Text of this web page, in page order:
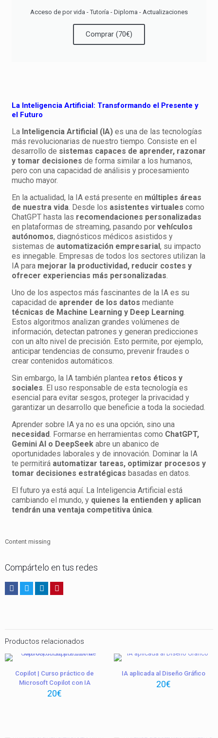
Acceso de por vida - Tutoría - Diploma - Actualizaciones
Comprar (70€)
La Inteligencia Artificial: Transformando el Presente y
el Futuro
La Inteligencia Artificial (IA) es una de las tecnologías
más revolucionarias de nuestro tiempo. Consiste en el
desarrollo de sistemas capaces de aprender, razonar
y tomar decisiones de forma similar a los humanos,
pero con una capacidad de análisis y procesamiento
mucho mayor.
En la actualidad, la IA está presente en múltiples áreas
de nuestra vida. Desde los asistentes virtuales como
ChatGPT hasta las recomendaciones personalizadas
en plataformas de streaming, pasando porvehículos
autónomos, diagnósticos médicos asistidos y
sistemas de automatización empresarial, su impacto
es innegable. Empresas de todos los sectores utilizan la
IA para mejorar la productividad, reducir costes y
ofrecer experiencias más personalizadas.
Uno de los aspectos más fascinantes de la IA es su
capacidad de aprender de los datos mediante
técnicas de Machine Learning y Deep Learning.
Estos algoritmos analizan grandes volúmenes de
información, detectan patrones y generan predicciones
con un alto nivel de precisión. Esto permite, por ejemplo,
anticipar tendencias de consumo, prevenir fraudes o
crear contenidos automáticos.
Sin embargo, la IA también plantea retos éticos y
sociales. El uso responsable de esta tecnología es
esencial para evitar sesgos, proteger la privacidad y
garantizar un desarrollo que beneficie a toda la sociedad.
Aprender sobre IA ya no es una opción, sino una
necesidad. Formarse en herramientas como ChatGPT,
Gemini AI o DeepSeek abre un abanico de
oportunidades laborales y de innovación. Dominar la IA
te permitirá automatizar tareas, optimizar procesos y
tomar decisiones estratégicas basadas en datos.
El futuro ya está aquí. La Inteligencia Artificial está
cambiando el mundo, y quienes la entienden y aplican
tendrán una ventaja competitiva única.
Content missing
Compártelo en tus redes
Productos relacionados
Copilot | Curso práctico de
Microsoft Copilot con IA
20€
IA aplicada al Diseño Gráfico
20€